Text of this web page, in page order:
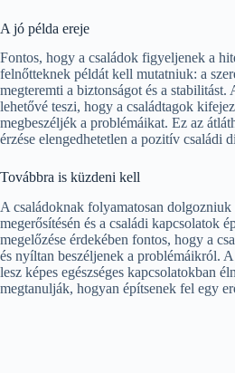
A jó példa ereje
Fontos, hogy a családok figyeljenek a
felnőtteknek példát kell mutatniuk: a
megteremti a biztonságot és a
lehetővé teszi, hogy a családtagok
megbeszéljék a problémáikat. Ez az
érzése elengedhetetlen a pozitív családi
Továbbra is küzdeni kell
A családoknak folyamatosan
megerősítésén és a családi kapcsolatok
megelőzése érdekében fontos, hogy a
és nyíltan beszéljenek a problémáikról.
lesz képes egészséges kapcsolatokban
megtanulják, hogyan építsenek fel egy